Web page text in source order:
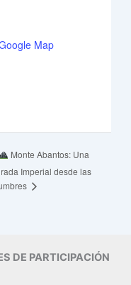
Map
Monte Abantos: Una
Imperial desde las
DE PARTICIPACIÓN